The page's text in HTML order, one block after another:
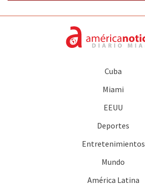
Cuba
Miami
EEUU
Deportes
Entretenimientos
Mundo
América Latina